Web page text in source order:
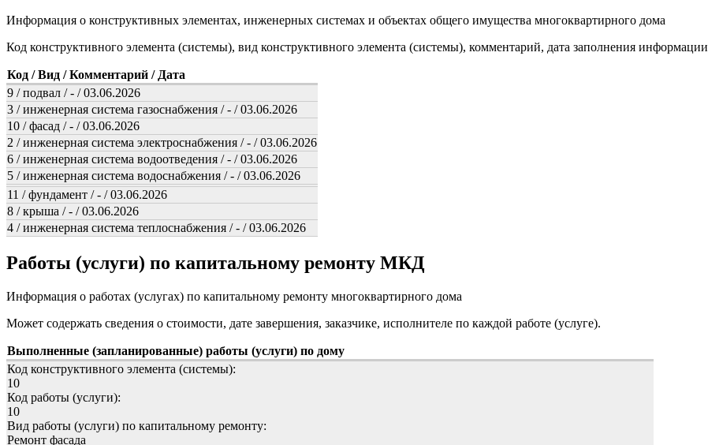
Информация о конструктивных элементах, инженерных системах и объектах общего имущества многоквартирного дома
Код конструктивного элемента (системы), вид конструктивного элемента (системы), комментарий, дата заполнения информации
Код / Вид / Комментарий / Дата
9 / подвал / - / 03.06.2026
3 / инженерная система газоснабжения / - / 03.06.2026
10 / фасад / - / 03.06.2026
2 / инженерная система электроснабжения / - / 03.06.2026
6 / инженерная система водоотведения / - / 03.06.2026
5 / инженерная система водоснабжения / - / 03.06.2026
11 / фундамент / - / 03.06.2026
8 / крыша / - / 03.06.2026
4 / инженерная система теплоснабжения / - / 03.06.2026
Работы (услуги) по капитальному ремонту МКД
Информация о работах (услугах) по капитальному ремонту многоквартирного дома
Может содержать сведения о стоимости, дате завершения, заказчике, исполнителе по каждой работе (услуге).
Выполненные (запланированные) работы (услуги) по дому
Код конструктивного элемента (системы):
10
Код работы (услуги):
10
Вид работы (услуги) по капитальному ремонту:
Ремонт фасада